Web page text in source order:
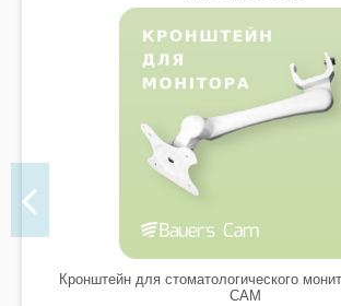
Кронштейн для стоматологического
CAM